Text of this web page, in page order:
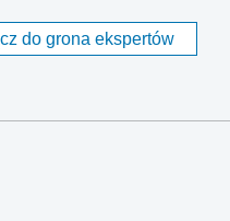
do grona ekspertów